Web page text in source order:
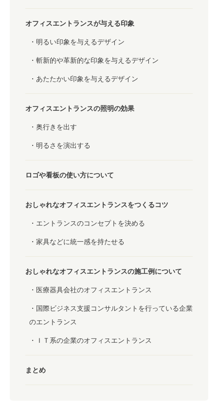
オフィスエントランスが与える印象
明るい印象を与えるデザイン
斬新的や革新的な印象を与えるデザイン
あたたかい印象を与えるデザイン
オフィスエントランスの照明の効果
奥行きを出す
明るさを演出する
ロゴや看板の使い方について
おしゃれなオフィスエントランスをつくるコツ
エントランスのコンセプトを決める
家具などに統一感を持たせる
おしゃれなオフィスエントランスの施工例について
医療器具会社のオフィスエントランス
国際ビジネス支援コンサルタントを行っている企業
のエントランス
ＩＴ系の企業のオフィスエントランス
まとめ